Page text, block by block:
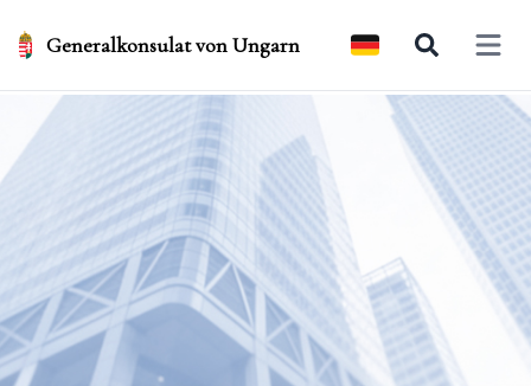
Generalkonsulat von Ungarn Open